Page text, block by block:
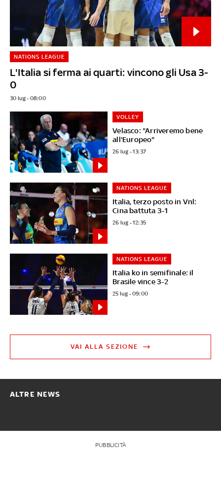
L'Italia si ferma ai quarti: vincono gli Usa 3-
0
NATIONS LEAGUE
30 lug - 08:00
Velasco: "Arriveremo bene
all'Europeo"
VOLLEY
26 lug - 13:37
Italia, terzo posto in Vnl:
Cina battuta 3-1
NATIONS LEAGUE
26 lug - 12:35
Italia ko in semifinale: il
Brasile vince 3-2
NATIONS LEAGUE
25 lug - 09:00
VAI ALLA SEZIONE
ALTRE NEWS
PUBBLICITÀ